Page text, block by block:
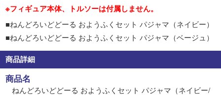
※フィギュア本体、トルソーは付属しません。
■ねんどろいどどーる おようふくセット パジャマ（ネイビー）
■ねんどろいどどーる おようふくセット パジャマ（ベージュ）
商品詳細
商品名
ねんどろいどどーる おようふくセット パジャマ（ネイビー/